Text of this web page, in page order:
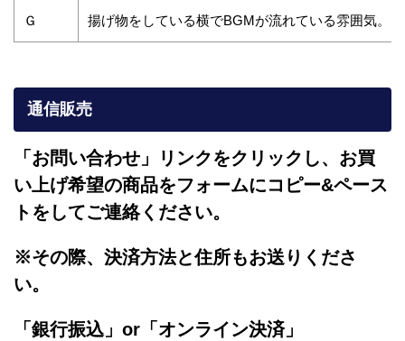
Ｇ 揚げ物をしている横でBGMが流れている雰囲気。
通信販売
「お問い合わせ」リンクをクリックし、 お買
い上げ希望の商品をフォームにコピー&ペース
トをしてご連絡ください。
※その際、決済方法と住所もお送りくださ
い。
「銀行振込」or「 オンライン決済」